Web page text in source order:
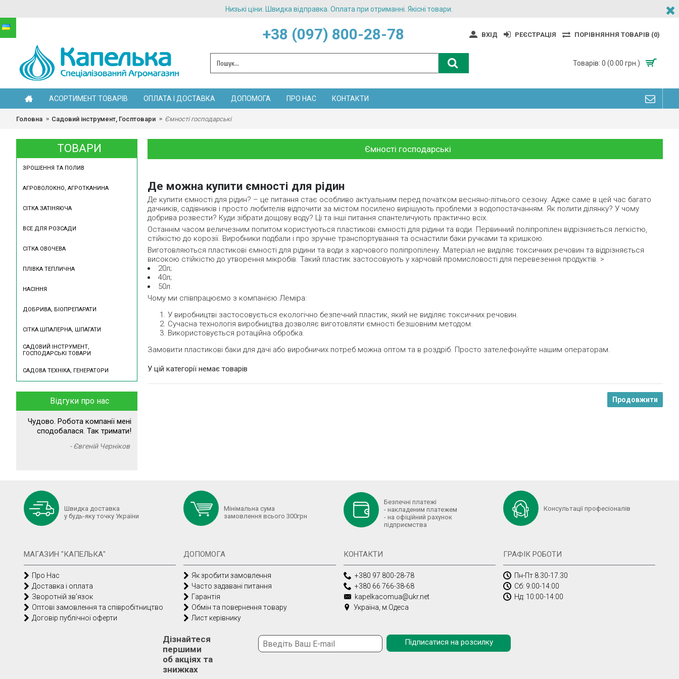
Низькі ціни. Швидка відправка. Оплата при отриманні. Якісні товари.
+38 (097) 800-28-78 ВХІД РЕЄСТРАЦІЯ ПОРІВНЯННЯ ТОВАРІВ (0)
Товарів: 0 (0.00 грн.)
АСОРТИМЕНТ ТОВАРІВ ОПЛАТА І ДОСТАВКА ДОПОМОГА ПРО НАС КОНТАКТИ
Головна Садовий інструмент, Госптовари Ємності господарські
ТОВАРИ
ЗРОШЕННЯ ТА ПОЛИВ
АГРОВОЛОКНО, АГРОТКАНИНА
СІТКА ЗАТІНЯЮЧА
ВСЕ ДЛЯ РОЗСАДИ
СІТКА ОВОЧЕВА
ПЛІВКА ТЕПЛИЧНА
НАСІННЯ
ДОБРИВА, БІОПРЕПАРАТИ
СІТКА ШПАЛЕРНА, ШПАГАТИ
САДОВИЙ ІНСТРУМЕНТ,
ГОСПОДАРСЬКІ ТОВАРИ
САДОВА ТЕХНІКА, ГЕНЕРАТОРИ
Відгуки про нас
Чудово. Робота компанії мені
сподобалася. Так тримати!
- Євгеній Черніков
Ємності господарські
Де можна купити ємності для рідин
Де купити ємності для рідин? – це питання стає особливо актуальним перед початком весняно-літнього сезону. Адже саме в цей час багато
дачників, садівників і просто любителів відпочити за містом посилено вирішують проблеми з водопостачанням. Як полити ділянку? У чому
добрива розвести? Куди зібрати дощову воду? Ці та інші питання спантеличують практично всіх.
Останнім часом величезним попитом користуються пластикові ємності для рідини та води. Первинний поліпропілен відрізняється легкістю,
стійкістю до корозії. Виробники подбали і про зручне транспортування та оснастили баки ручками та кришкою.
Виготовляються пластикові ємності для рідини та води з харчового поліпропілену. Матеріал не виділяє токсичних речовин та відрізняється
високою стійкістю до утворення мікробів. Такий пластик застосовують у харчовій промисловості для перевезення продуктів. >
20л;
40л;
50л.
Чому ми співпрацюємо з компанією Леміра:
У виробництві застосовується екологічно безпечний пластик, який не виділяє токсичних речовин.
Сучасна технологія виробництва дозволяє виготовляти ємності безшовним методом.
Використовується ротаційна обробка.
Замовити пластикові баки для дачі або виробничих потреб можна оптом та в роздріб. Просто зателефонуйте нашим операторам.
У цій категорії немає товарів
Продовжити
Швидка доставка
у будь-яку точку України
Мінімальна сума
замовлення всього 300грн
Безпечні платежі
- накладеним платежем
- на офіційний рахунок
підприємства
Консультації професіоналів
МАГАЗИН "КАПЕЛЬКА"
Про Нас
Доставка і оплата
Зворотній зв’язок
Оптові замовлення та співробітництво
Договір публічної оферти
ДОПОМОГА
Як зробити замовлення
Часто задавані питання
Гарантія
Обмін та повернення товару
Лист керівнику
КОНТАКТИ
+380 97 800-28-78
+380 66 766-38-68
kapelkacomua@ukr.net
Україна, м.Одеса
ГРАФІК РОБОТИ
Пн-Пт 8.30-17.30
Сб: 9:00-14:00
Нд: 10:00-14:00
Дізнайтеся
першими
об акціях та
знижках
Підписатися на розсилку